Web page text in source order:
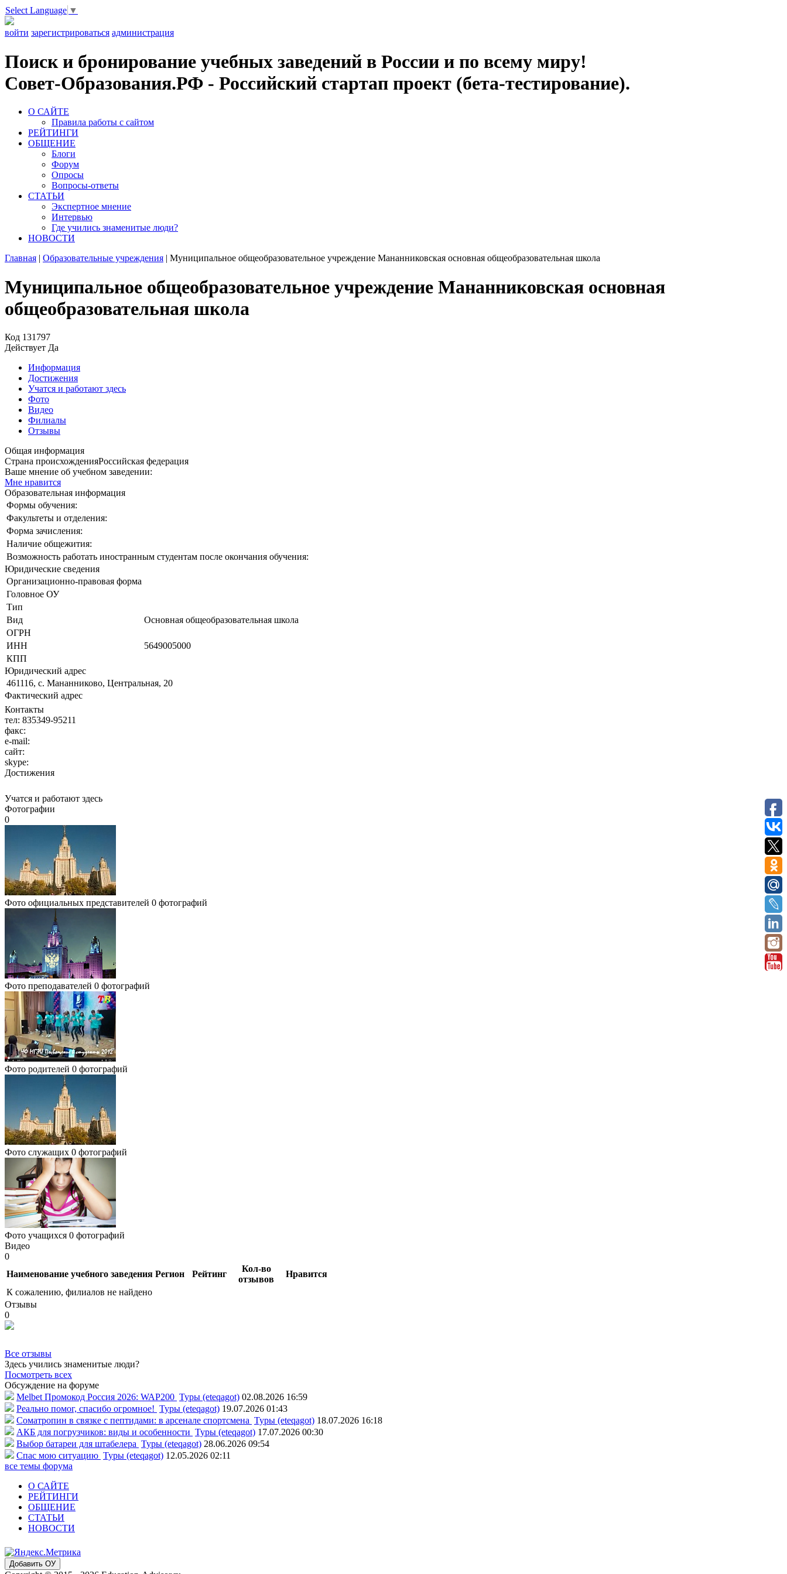
Select Language ▼
войти зарегистрироваться администрация
Поиск и бронирование учебных заведений в России и по всему миру!
Совет-Образования.РФ - Российский стартап проект (бета-тестирование).
О САЙТЕ
Правила работы с сайтом
РЕЙТИНГИ
ОБЩЕНИЕ
Блоги
Форум
Опросы
Вопросы-ответы
СТАТЬИ
Экспертное мнение
Интервью
Где учились знаменитые люди?
НОВОСТИ
Главная | Образовательные учреждения | Муниципальное общеобразовательное учреждение Мананниковская основная общеобразовательная школа
Муниципальное общеобразовательное учреждение Мананниковская основная
общеобразовательная школа
Код 131797
Действует Да
Информация
Достижения
Учатся и работают здесь
Фото
Видео
Филиалы
Отзывы
Общая информация
Страна происхожденияРоссийская федерация
Ваше мнение об учебном заведении:
Мне нравится
Образовательная информация
Формы обучения:
Факультеты и отделения:
Форма зачисления:
Наличие общежития:
Возможность работать иностранным студентам после окончания обучения:
Юридические сведения
Организационно-правовая форма
Головное ОУ
Тип
Вид
Основная общеобразовательная школа
ОГРН
ИНН
5649005000
КПП
Юридический адрес
461116, с. Мананниково, Центральная, 20
Фактический адрес
Контакты
тел: 835349-95211
факс:
e-mail:
сайт:
skype:
Достижения
Учатся и работают здесь
Фотографии
0
Фото официальных представителей 0 фотографий
Фото преподавателей 0 фотографий
Фото родителей 0 фотографий
Фото служащих 0 фотографий
Фото учащихся 0 фотографий
Видео
0
Наименование учебного заведения Регион Рейтинг
Кол-во
отзывов
Нравится
К сожалению, филиалов не найдено
Отзывы
0
Все отзывы
Здесь учились знаменитые люди?
Посмотреть всех
Обсуждение на форуме
Melbet Промокод Россия 2026: WAP200 Туры (eteqagot) 02.08.2026 16:59
Реально помог, спасибо огромное! Туры (eteqagot) 19.07.2026 01:43
Соматропин в связке с пептидами: в арсенале спортсмена Туры (eteqagot) 18.07.2026 16:18
АКБ для погрузчиков: виды и особенности Туры (eteqagot) 17.07.2026 00:30
Выбор батареи для штабелера Туры (eteqagot) 28.06.2026 09:54
Спас мою ситуацию Туры (eteqagot) 12.05.2026 02:11
все темы форума
О САЙТЕ
РЕЙТИНГИ
ОБЩЕНИЕ
СТАТЬИ
НОВОСТИ
Добавить ОУ